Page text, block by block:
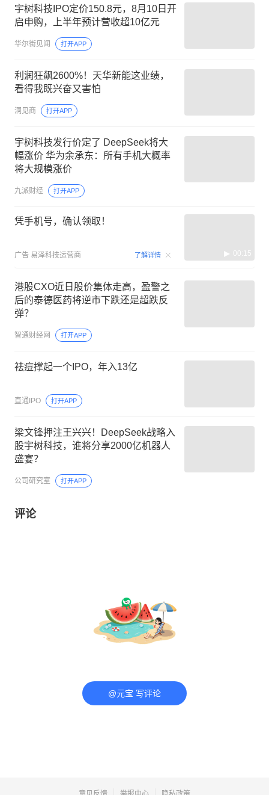
宇树科技IPO定价150.8元，8月10日开
启申购，上半年预计营收超10亿元
华尔街见闻 打开APP
利润狂飙2600%！天华新能这业绩，
看得我既兴奋又害怕
洞见商 打开APP
宇树科技发行价定了 DeepSeek将大
幅涨价 华为余承东：所有手机大概率
将大规模涨价
九派财经 打开APP
凭手机号，确认领取！
广告 易泽科技运营商 了解详情 00:15
港股CXO近日股价集体走高，盈警之
后的泰德医药将逆市下跌还是超跌反
弹？
智通财经网 打开APP
祛痘撑起一个IPO，年入13亿
直通IPO 打开APP
梁文锋押注王兴兴！DeepSeek战略入
股宇树科技，谁将分享2000亿机器人
盛宴？
公司研究室 打开APP
评论
@元宝 写评论